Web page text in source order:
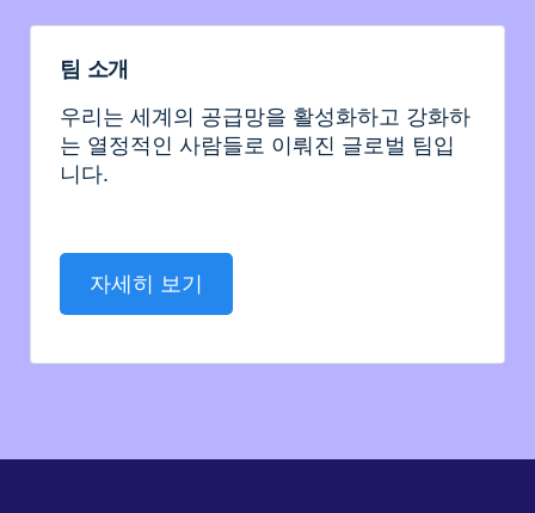
팀 소개
우리는 세계의 공급망을 활성화하고 강화하
는 열정적인 사람들로 이뤄진 글로벌 팀입
니다.
자세히 보기